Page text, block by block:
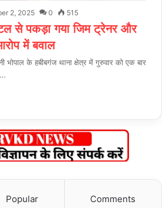
2, 2025 0 515
से पकड़ा गया जिम ट्रेनर और
में बवाल
भोपाल के हबीबगंज थाना क्षेत्र में गुरुवार को एक बार
Popular Comments